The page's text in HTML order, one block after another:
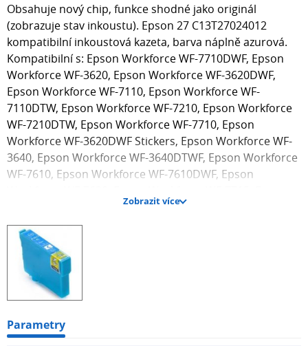
Obsahuje nový chip, funkce shodné jako originál
(zobrazuje stav inkoustu). Epson 27 C13T27024012
kompatibilní inkoustová kazeta, barva náplně azurová.
Kompatibilní s: Epson Workforce WF-7710DWF, Epson
Workforce WF-3620, Epson Workforce WF-3620DWF,
Epson Workforce WF-7110, Epson Workforce WF-
7110DTW, Epson Workforce WF-7210, Epson Workforce
WF-7210DTW, Epson Workforce WF-7710, Epson
Workforce WF-3620DWF Stickers, Epson Workforce WF-
3640, Epson Workforce WF-3640DTWF, Epson Workforce
WF-7610, Epson Workforce WF-7610DWF, Epson
Workforce WF-7715DWF, Epson Workforce WF-7720,
Epson Workforce WF-7720DTWF, Epson Workforce WF-
7620DTWF
Zobrazit více
Parametry